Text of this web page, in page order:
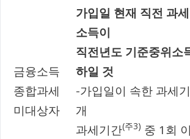
금융소득
종합과세
미대상자
가입일 현재 직전 과
소득이
직전년도 기준중위소
하일 것
-가입일이 속한 과세
개
과세기간(주3) 중 1회